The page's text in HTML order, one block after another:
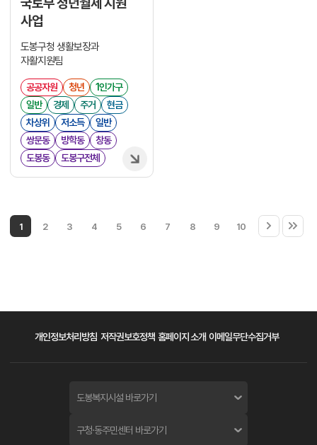
국토부 청년월세 지원
사업
도봉구청 생활보장과
자활지원팀
공공자원 청년
1인가구
일반
경제 주거
현금
차상위
저소득
일반
쌍문동
방학동
창동
도봉동
도봉구전체
1 2 3 4 5 6 7 8 9 10
개인정보처리방침 저작권보호정책 홈페이지 소개 이메일무단수집거부
구청·동주민센터 바로가기
도봉복지시설 바로가기